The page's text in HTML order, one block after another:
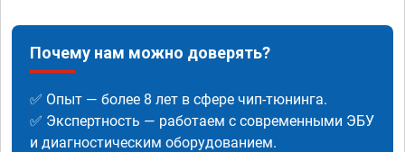
Почему нам можно доверять?
✅ Опыт — более 8 лет в сфере чип-тюнинга.
✅ Экспертность — работаем с современными ЭБУ
и диагностическим оборудованием.